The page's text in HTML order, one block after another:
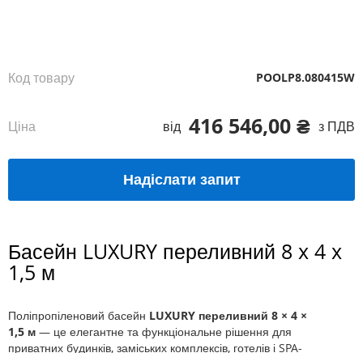
416 546,00 ₴ з ПДВ
Ціна від
Код товару POOLP8.080415W
Надіслати запит
Басейн LUXURY переливний 8 x 4 x
1,5 м
Поліпропіленовий басейн LUXURY переливний 8 × 4 ×
1,5 м — це елегантне та функціональне рішення для
приватних будинків, заміських комплексів, готелів і SPA-